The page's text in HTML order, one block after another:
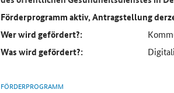
Förderprogramm aktiv, Antragstellung
Wer wird gefördert?:
Was wird gefördert?:
FÖRDERPROGRAMM